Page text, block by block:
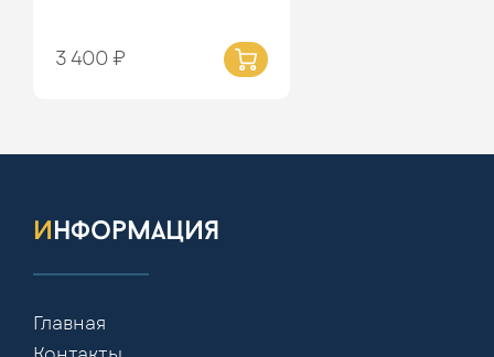
3 400 ₽
информация
Главная